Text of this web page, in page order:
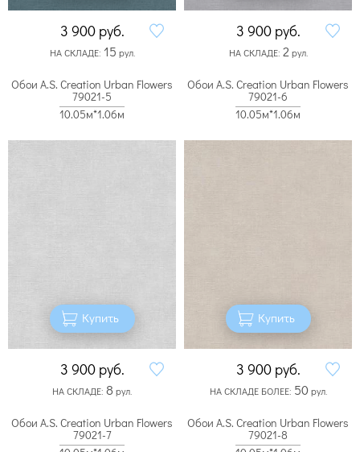
3 900 руб.
НА СКЛАДЕ: 15 рул.
3 900 руб.
НА СКЛАДЕ: 2 рул.
Обои A.S. Creation Urban Flowers
79021-5
10.05м*1.06м
Купить
3 900 руб.
НА СКЛАДЕ: 8 рул.
Обои A.S. Creation Urban Flowers
79021-6
10.05м*1.06м
Купить
3 900 руб.
НА СКЛАДЕ БОЛЕЕ: 50рул.
Обои A.S. Creation Urban Flowers
79021-7
Обои A.S. Creation Urban Flowers
79021-8